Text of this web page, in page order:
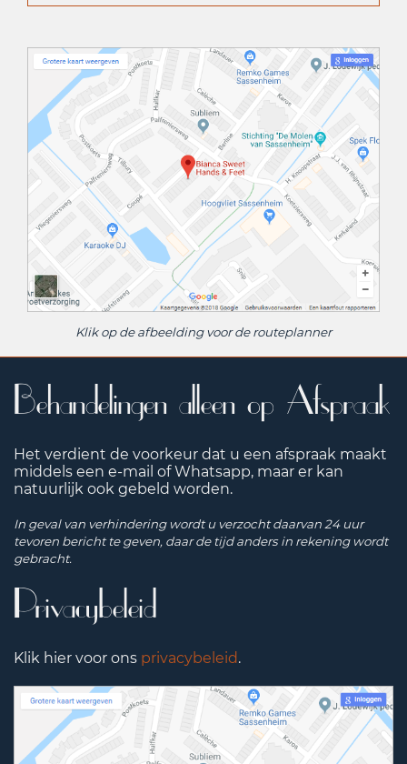
Klik op de afbeelding voor de routeplanner
Behandelingen alleen op Afspraak
Het verdient de voorkeur dat u een afspraak maakt
middels een e-mail of Whatsapp, maar er kan
natuurlijk ook gebeld worden.
In geval van verhindering wordt u verzocht daarvan 24 uur
tevoren bericht te geven, daar de tijd anders in rekening wordt
gebracht.
Privacybeleid
Klik hier voor ons privacybeleid.